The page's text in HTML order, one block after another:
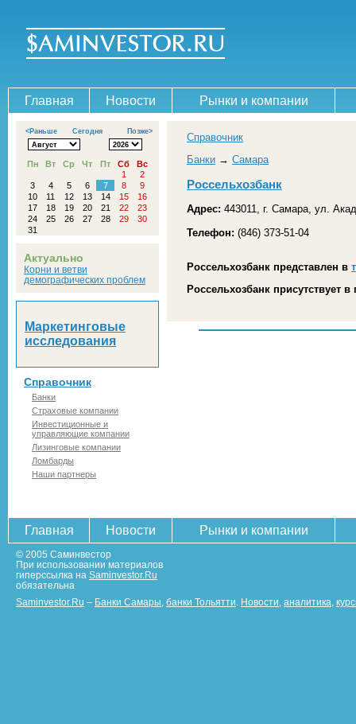
Главная Новости Рынки и компании
<Раньше Сегодня Позже>
Пн Вт Ср Чт Пт Сб
Вс
1
2
3
4 5 6 7 8
9
10
11 12 13 14 15
16
17
18 19 20 21 22
23
24
25 26 27 28 29
30
31
Актуально
Корни и ветви
демографических проблем
Маркетинговые
исследования
Справочник
Банки
Страховые компании
Инвестиционные и
управляющие компании
Лизинговые компании
Ломбарды
Наши партнеры
Справочник
Банки → Самара
Россельхозбанк
Адрес: 443011, г. Самара, ул.
Телефон: (846) 373-51-04
Россельхозбанк представлен в
Россельхозбанк присутствует в
Главная Новости Рынки и компании
© 2005 Саминвестор
При использовании материалов
гиперссылка на Saminvestor.Ru
обязательна
Saminvestor.Ru – Банки Самары банки Тольятти Новости аналитика